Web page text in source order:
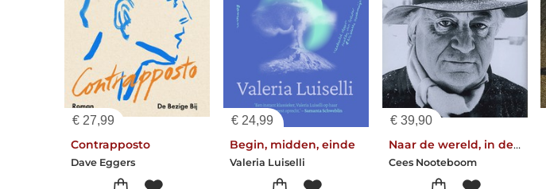
€27,99
Contrapposto
Dave Eggers
€24,99
Begin, midden, einde
Valeria Luiselli
€39,90
Naar de wereld, in de wereld, uit de wereld
Cees Nooteboom